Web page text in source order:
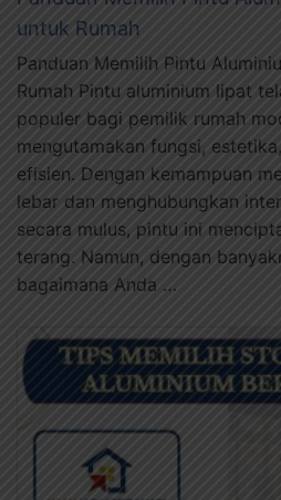
untuk Rumah
Panduan Memilih Pintu
Rumah Pintu aluminium lipat
populer bagi pemilik rumah
mengutamakan fungsi,
efisien. Dengan kemampuan
lebar dan menghubungkan
secara mulus, pintu ini
terang. Namun, dengan
bagaimana Anda …